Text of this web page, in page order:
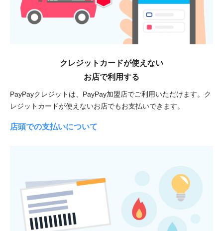
クレジットカードが使えない
お店で利用する
PayPayクレジットは、PayPay加盟店でご利用いただけます。ク
レジットカードが使えないお店でもお支払いできます。
店頭での支払いについて